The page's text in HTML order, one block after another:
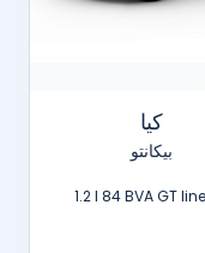
كيا
بيكانتو
1.2 l 84 BVA GT